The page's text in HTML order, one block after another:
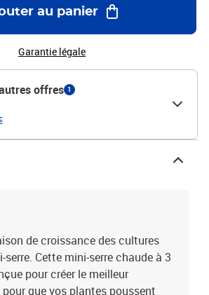
:La serre n’est pas un bâtiment de
destinée aux loisirs. Il s’agit d’une
et temporaire, réservée au
: vertMatériau : acier tubulaire enduit
69 x 49 x 125 cm (l x P x H)Nombre
une porte à enroulement avec fermeture
au panier
Garantie légale
offres 1
de croissance des cultures
Cette mini-serre chaude à 3
pour créer le meilleur
que vos plantes poussent